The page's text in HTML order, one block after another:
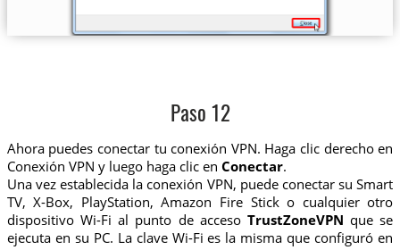
Paso 12
Ahora puedes conectar tu conexión VPN. Haga clic derecho en
Conexión VPN y luego haga clic en Conectar.
Una vez establecida la conexión VPN, puede conectar su Smart
TV, X-Box, PlayStation, Amazon Fire Stick o cualquier otro
dispositivo Wi-Fi al punto de acceso TrustZoneVPN que se
ejecuta en su PC. La clave Wi-Fi es la misma que configuró en